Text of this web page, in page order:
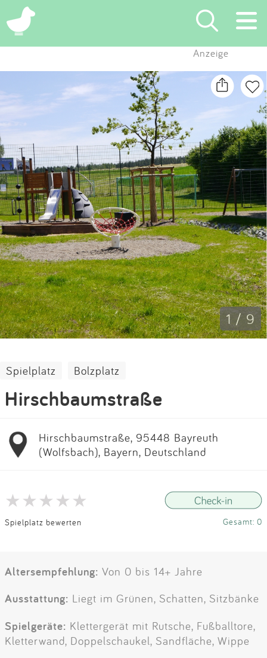
×
Suchen
Eintragen
App
Blog
Partner
Kontakt
Impressum
Anmelden
Anzeige
1 / 9
Spielplatz Bolzplatz
Hirschbaumstraße
Hirschbaumstraße, 95448 Bayreuth
(Wolfsbach), Bayern, Deutschland
Spielplatz bewerten Gesamt: 0
Altersempfehlung: Von 0 bis 14+ Jahre
Ausstattung: Liegt im Grünen, Schatten, Sitzbänke
Spielgeräte: Klettergerät mit Rutsche, Fußballtore,
Kletterwand, Doppelschaukel, Sandfläche, Wippe